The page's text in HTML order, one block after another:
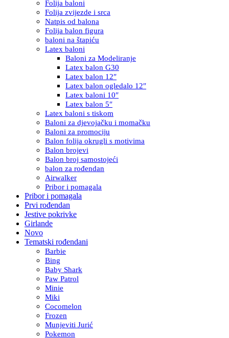
Folija baloni
Folija zvijezde i srca
Natpis od balona
Folija balon figura
baloni na štapiću
Latex baloni
Baloni za Modeliranje
Latex balon G30
Latex balon 12″
Latex balon ogledalo 12″
Latex baloni 10″
Latex balon 5″
Latex baloni s tiskom
Baloni za djevojačku i momačku
Baloni za promociju
Balon folija okrugli s motivima
Balon brojevi
Balon broj samostojeći
balon za rođendan
Airwalker
Pribor i pomagala
Pribor i pomagala
Prvi rođendan
Jestive pokrivke
Girlande
Novo
Tematski rođendani
Barbie
Bing
Baby Shark
Paw Patrol
Minie
Miki
Cocomelon
Frozen
Munjeviti Jurić
Pokemon